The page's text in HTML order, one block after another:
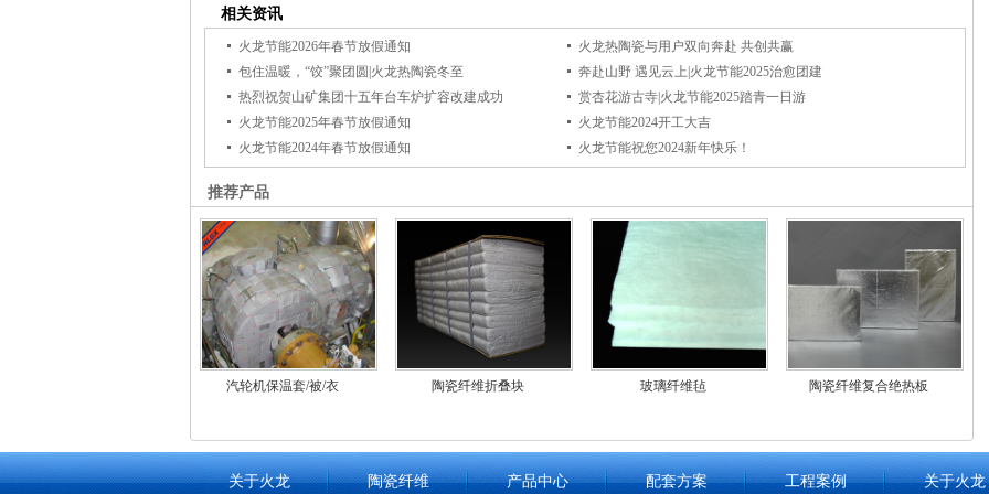
相关资讯
火龙节能2026年春节放假通知
火龙热陶瓷与用户双向奔赴 共创共赢
包住温暖，“饺”聚团圆|火龙热陶瓷冬至
奔赴山野 遇见云上|火龙节能2025治愈团建
热烈祝贺山矿集团十五年台车炉扩容改建成功
赏杏花游古寺|火龙节能2025踏青一日游
火龙节能2025年春节放假通知
火龙节能2024开工大吉
火龙节能2024年春节放假通知
火龙节能祝您2024新年快乐！
推荐产品
汽轮机保温套/被/衣 陶瓷纤维折叠块 玻璃纤维毡 陶瓷纤维复合绝热板
关于火龙 陶瓷纤维 产品中心 配套方案 工程案例 关于火龙